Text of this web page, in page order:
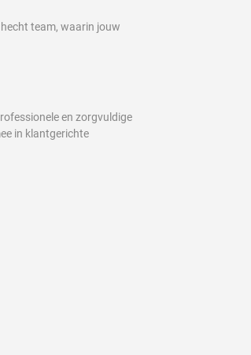
team, waarin jouw
en zorgvuldige
in klantgerichte